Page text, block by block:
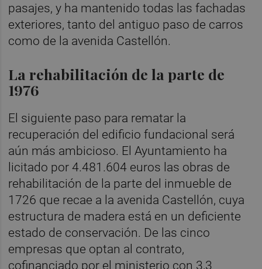
pasajes, y ha mantenido todas las fachadas
exteriores, tanto del antiguo paso de carros
como de la avenida Castellón.
La rehabilitación de la parte de
1976
El siguiente paso para rematar la
recuperación del edificio fundacional será
aún más ambicioso. El Ayuntamiento ha
licitado por 4.481.604 euros las obras de
rehabilitación de la parte del inmueble de
1726 que recae a la avenida Castellón, cuya
estructura de madera está en un deficiente
estado de conservación. De las cinco
empresas que optan al contrato,
cofinanciado por el ministerio con 3,3